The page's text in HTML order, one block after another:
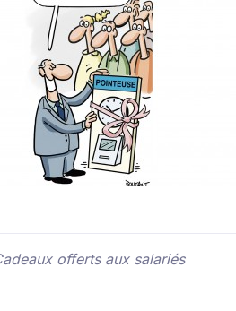
offerts aux salariés